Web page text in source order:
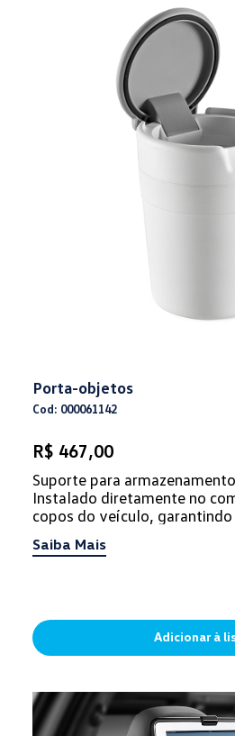
Porta-objetos
Cod: 000061142
R$ 467,00
Suporte para
Instalado diretamente no
copos do veículo,
Saiba Mais
Adicionar à